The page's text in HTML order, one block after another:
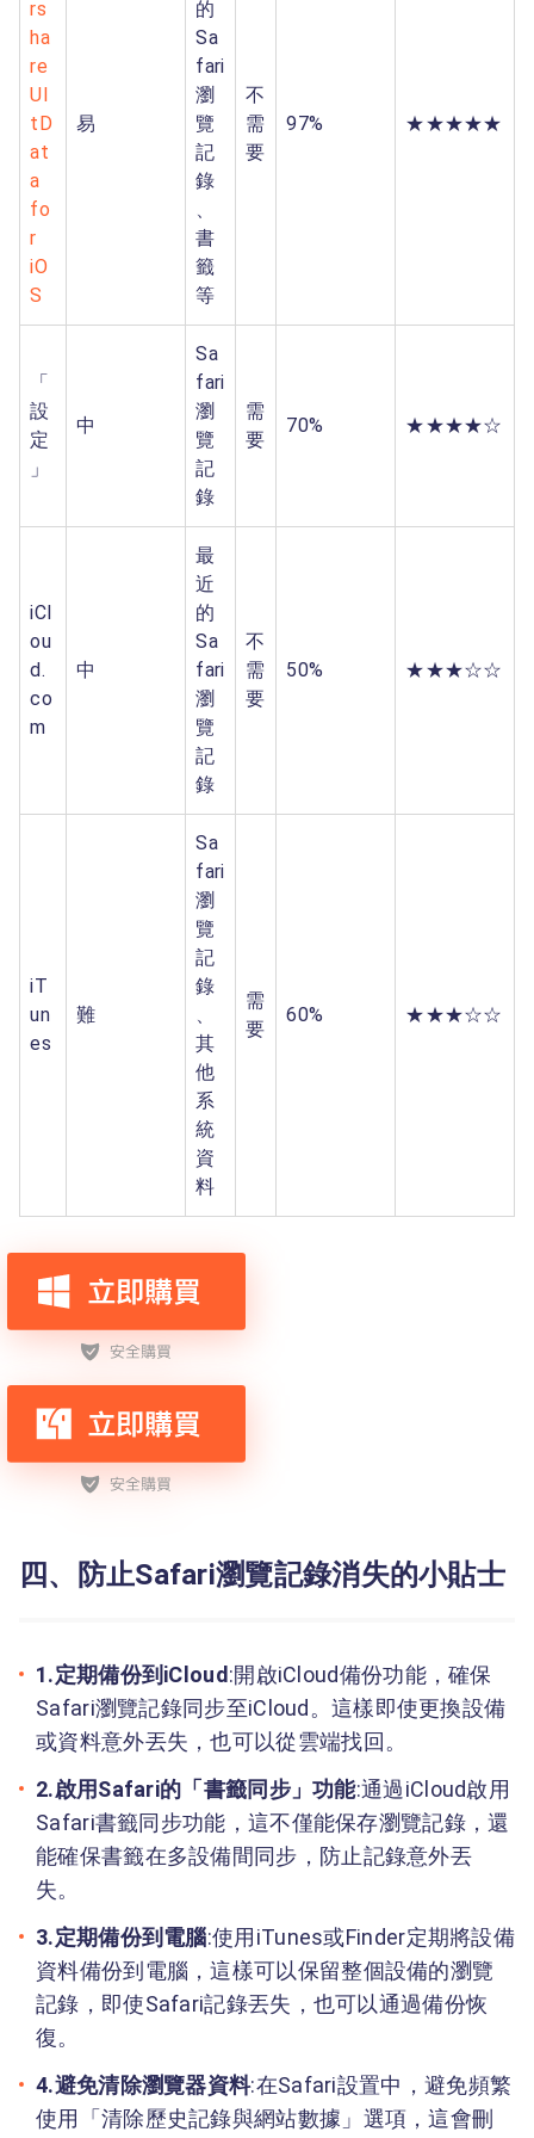
rs
ha
re
Ul
tD
at
a
fo
r
iO
S
易
的
Sa
fari
瀏
覽
記
錄
書
籤
等
不
需
要
97% ★★★★★
「
設
定
」
中
Sa
fari
瀏
覽
記
錄
需
要
70% ★★★★☆
iCl
ou
d.
co
m
中
最
近
的
Sa
fari
瀏
覽
記
錄
不
需
要
50% ★★★☆☆
iT
un
es
難
Sa
fari
瀏
覽
記
錄
其
他
系
統
資
料
需
要
60% ★★★☆☆
四、防止Safari瀏覽記錄消失的小貼士
1.定期備份到iCloud:開啟iCloud備份功能，確保
Safari瀏覽記錄同步至iCloud。這樣即使更換設備
或資料意外丟失，也可以從雲端找回。
2.啟用Safari的「書籤同步」功能:通過iCloud啟用
Safari書籤同步功能，這不僅能保存瀏覽記錄，還
能確保書籤在多設備間同步，防止記錄意外丟
失。
3.定期備份到電腦:使用iTunes或Finder定期將設備
資料備份到電腦，這樣可以保留整個設備的瀏覽
記錄，即使Safari記錄丟失，也可以通過備份恢
復。
4.避免清除瀏覽器資料:在Safari設置中，避免頻繁
使用「清除歷史記錄與網站數據」選項，這會刪